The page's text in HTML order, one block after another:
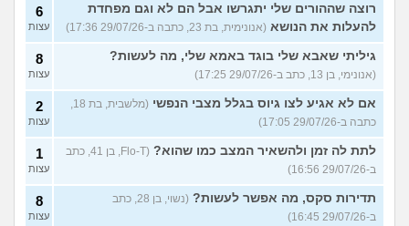
רוצה שההורים שלי יתגרשו אבל הם לא וגם מפחדת
להעלות את הנושא (אנונימית, בת 23, כתבה ב-29/07/26 17:36)
6
עצות
גיליתי שאבא שלי בוגד באמא שלי, מה לעשות?
(אנונימי, בן 13, כתב ב-29/07/26 17:25)
8
עצות
אם לא אגיע לצו גיוס בגלל מצבי הנפשי
(מלשבית, בת 18,
כתבה ב-29/07/26 17:05)
2
עצות
לתת לה זמן ולהשאיר המצב כמו שהוא?
(Flo-T, בן 41, כתב
ב-29/07/26 16:56)
1
עצות
תדירות סקס, מה אפשר לעשות?
(נשוי, בן 28, כתב
ב-29/07/26 16:45)
8
עצות